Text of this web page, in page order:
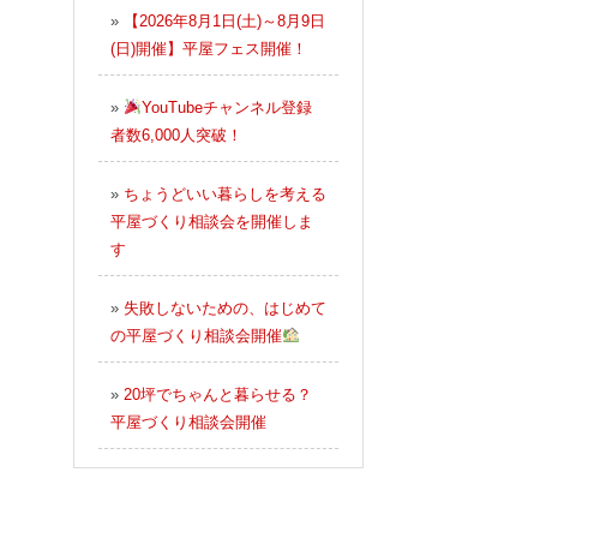
»
【2026年8月1日(土)～8月9日
(日)開催】平屋フェス開催！
»
YouTubeチャンネル登録
者数6,000人突破！
» ちょうどいい暮らしを考える
平屋づくり相談会を開催しま
す
» 失敗しないための、はじめて
の平屋づくり相談会開催
» 20坪でちゃんと暮らせる？
平屋づくり相談会開催